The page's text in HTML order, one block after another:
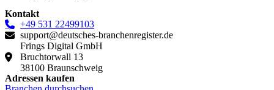
Kontakt
+49 531 22499103
support@deutsches-branchenregister.de
Frings Digital GmbH
Bruchtorwall 13
38100 Braunschweig
Adressen kaufen